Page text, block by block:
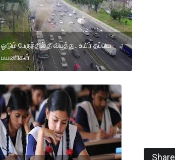
ஓடும் பேருந்தில் தீ விபத்து.. உயிர் தப்பிய
பயணிகள்
Share